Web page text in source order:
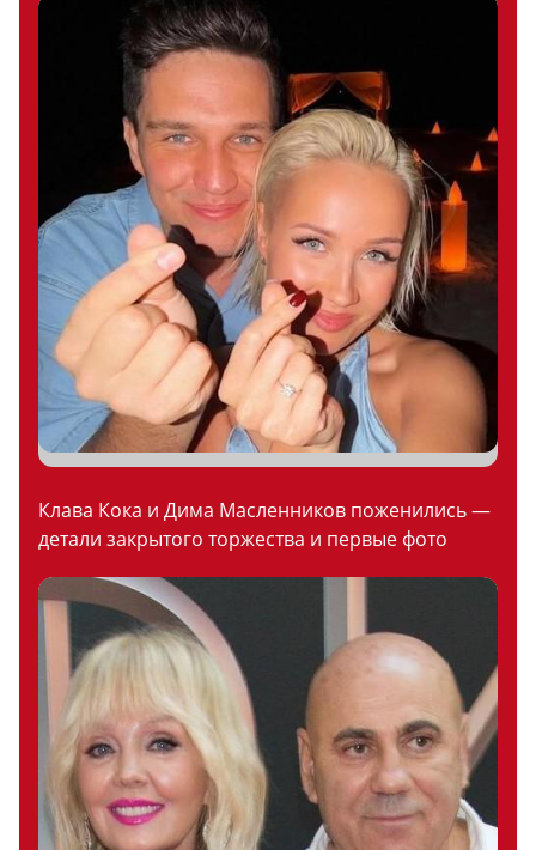
Клава Кока и Дима Масленников поженились —
детали закрытого торжества и первые фото